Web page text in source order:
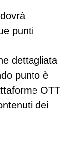
punti
dettagliata
punto è
OTT
dei